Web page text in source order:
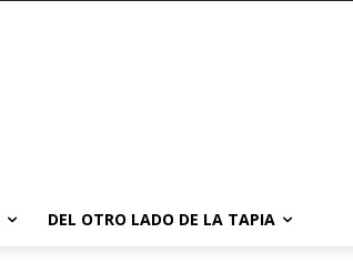
DEL OTRO LADO DE LA TAPIA